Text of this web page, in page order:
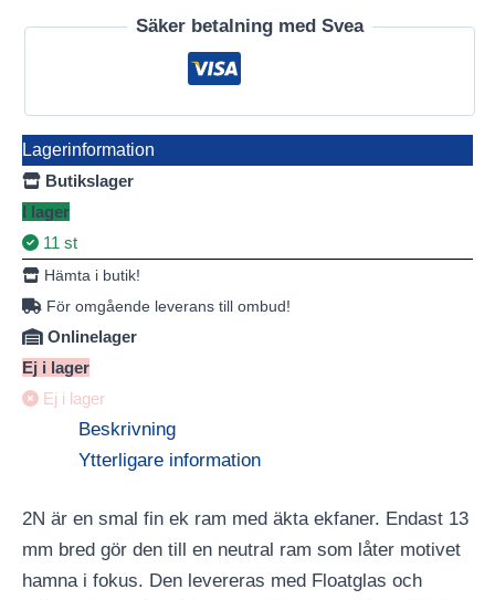
Säker betalning med Svea
Lagerinformation
Butikslager
I lager
11 st
Hämta i butik!
För omgående leverans till ombud!
Onlinelager
Ej i lager
Ej i lager
Beskrivning
Ytterligare information
2N är en smal fin ek ram med äkta ekfaner. Endast 13
mm bred gör den till en neutral ram som låter motivet
hamna i fokus. Den levereras med Floatglas och